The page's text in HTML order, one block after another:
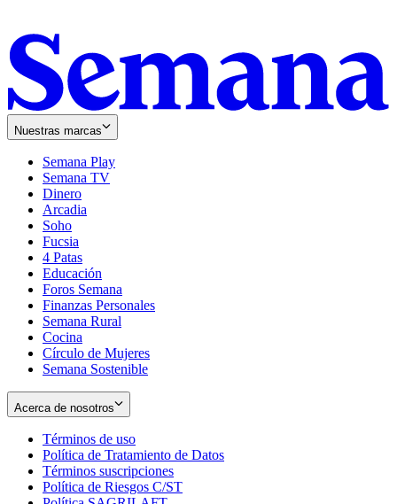
Nuestras marcas
Semana Play
Semana TV
Dinero
Arcadia
Soho
in
new
window
Fucsia
in
new
window
4 Patas
Educación
Foros Semana
Finanzas Personales
Semana Rural
Cocina
Círculo de Mujeres
Semana Sostenible
Acerca de nosotros
Términos de uso
in
new
window
Política de Tratamiento de Datos
Términos suscripciones
in
Política de Riesgos C/ST